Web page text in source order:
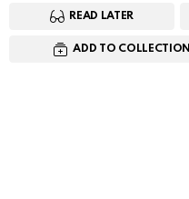
READ LATER
ADD TO COLLECTION